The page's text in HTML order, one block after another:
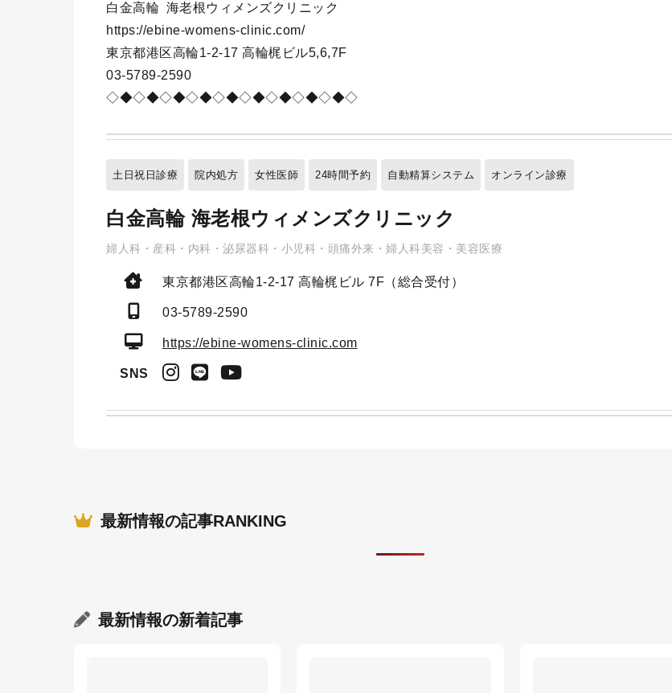
白金高輪 海老根ウィメンズクリニック
https://ebine-womens-clinic.com/
東京都港区高輪1-2-17 高輪梶ビル5,6,7F
03-5789-2590
◇◆◇◆◇◆◇◆◇◆◇◆◇◆◇◆◇◆◇
土日祝日診療 院内処方 女性医師 24時間予約 自動精算システム オンライン診療
白金高輪 海老根ウィメンズクリニック
婦人科・産科・内科・泌尿器科・小児科・頭痛外来・婦人科美容・美容医療
東京都港区高輪1-2-17 高輪梶ビル 7F（総合受付）
03-5789-2590
https://ebine-womens-clinic.com
SNS
最新情報の記事RANKING
最新情報の新着記事